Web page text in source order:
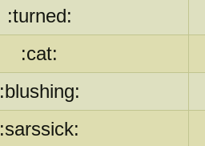
:turned:
:cat:
:blushing:
:sarssick: